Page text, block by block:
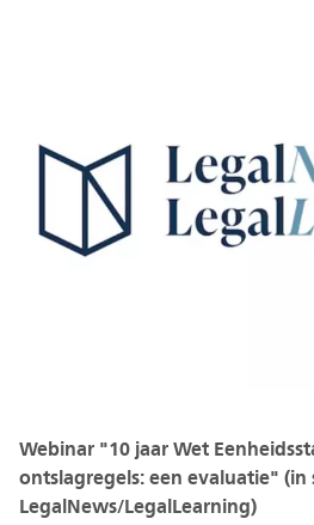
Webinar "10 jaar Wet
ontslagregels: een evaluatie"
LegalNews/LegalLearning)